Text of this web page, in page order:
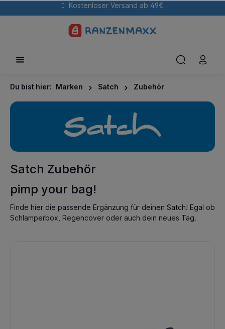
Kostenloser Versand ab 49€
Du bist hier: Marken Satch Zubehör
Satch Zubehör
pimp your bag!
Finde hier die passende Ergänzung für deinen Satch! Egal ob
Schlamperbox, Regencover oder auch dein neues Tag.